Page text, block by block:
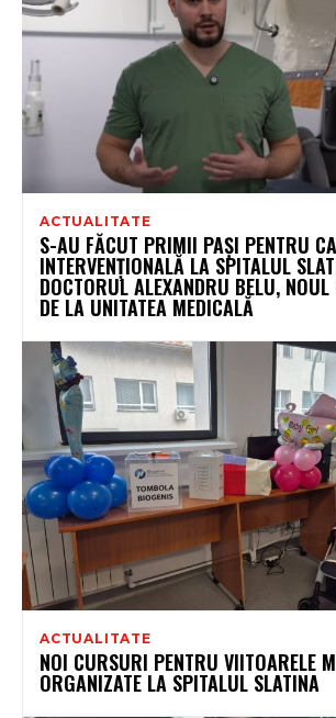
ACTUALITATE
S-AU FĂCUT PRIMII PAȘI PENTRU
INTERVENȚIONALĂ LA SPITALUL
DOCTORUL ALEXANDRU BELU,
DE LA UNITATEA MEDICALĂ
ACTUALITATE
NOI CURSURI PENTRU VIITOARELE
ORGANIZATE LA SPITALUL SLATINA